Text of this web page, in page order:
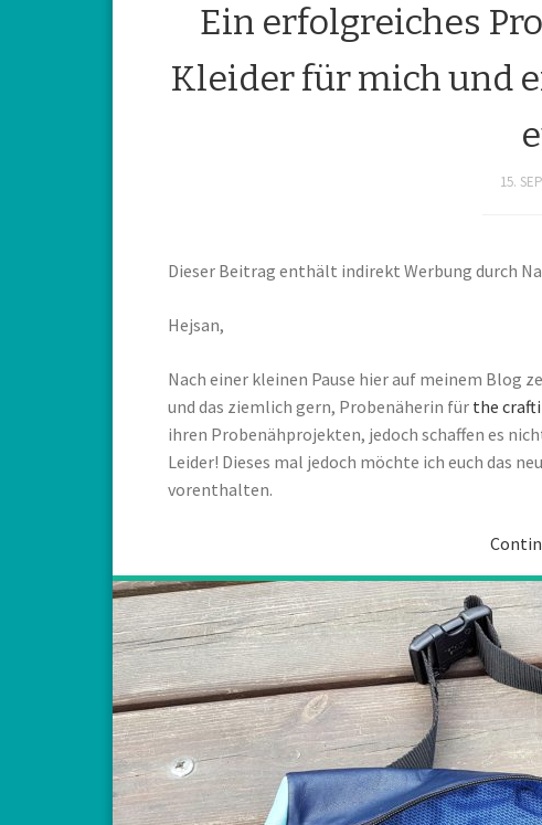
Ein erfolgreiches
Kleider für mich und
15.
Dieser Beitrag enthält indirekt Werbung durch
Hejsan,
Nach einer kleinen Pause hier auf meinem Blog
und das ziemlich gern, Probenäherin für the
ihren Probenähprojekten, jedoch schaffen es
Leider! Dieses mal jedoch möchte ich euch das
vorenthalten.